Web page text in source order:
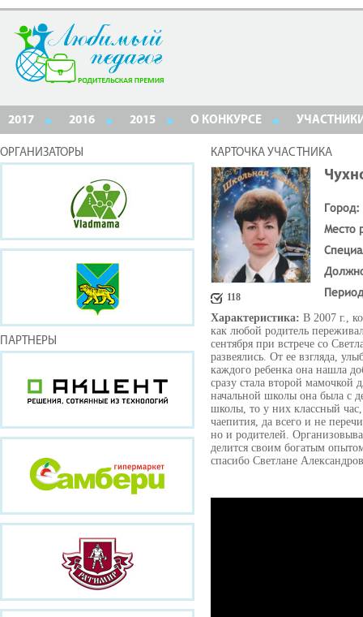
2017 2016 2015 О КОНКУРСЕ
ОРГАНИЗАТОРЫ
ПАРТНЕРЫ
КАРТОЧКА УЧАСТНИКА
118
Город:
Место
Характеристика: В 2007 г.,
как любой родитель
сентября при встрече со
развеялись. От ее взгляда,
каждого ребенка она нашла
сразу стала второй мамочкой
начальной школы она была с
школы, то у них классный
чаепития, да всего и не
но и родителей.
делится своим богатым
спасибо Светлане